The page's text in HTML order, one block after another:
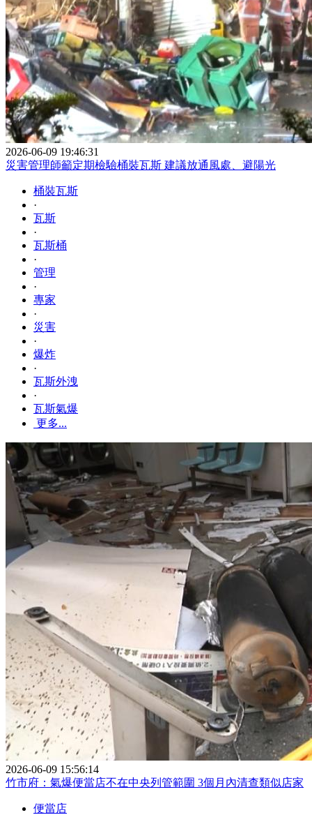
2026-06-09 19:46:31
災害管理師籲定期檢驗桶裝瓦斯 建議放通風處、避陽光
桶裝瓦斯
·
瓦斯
·
瓦斯桶
·
管理
·
專家
·
災害
·
爆炸
·
瓦斯外洩
·
瓦斯氣爆
更多...
2026-06-09 15:56:14
竹市府：氣爆便當店不在中央列管範圍 3個月內清查類似店家
便當店